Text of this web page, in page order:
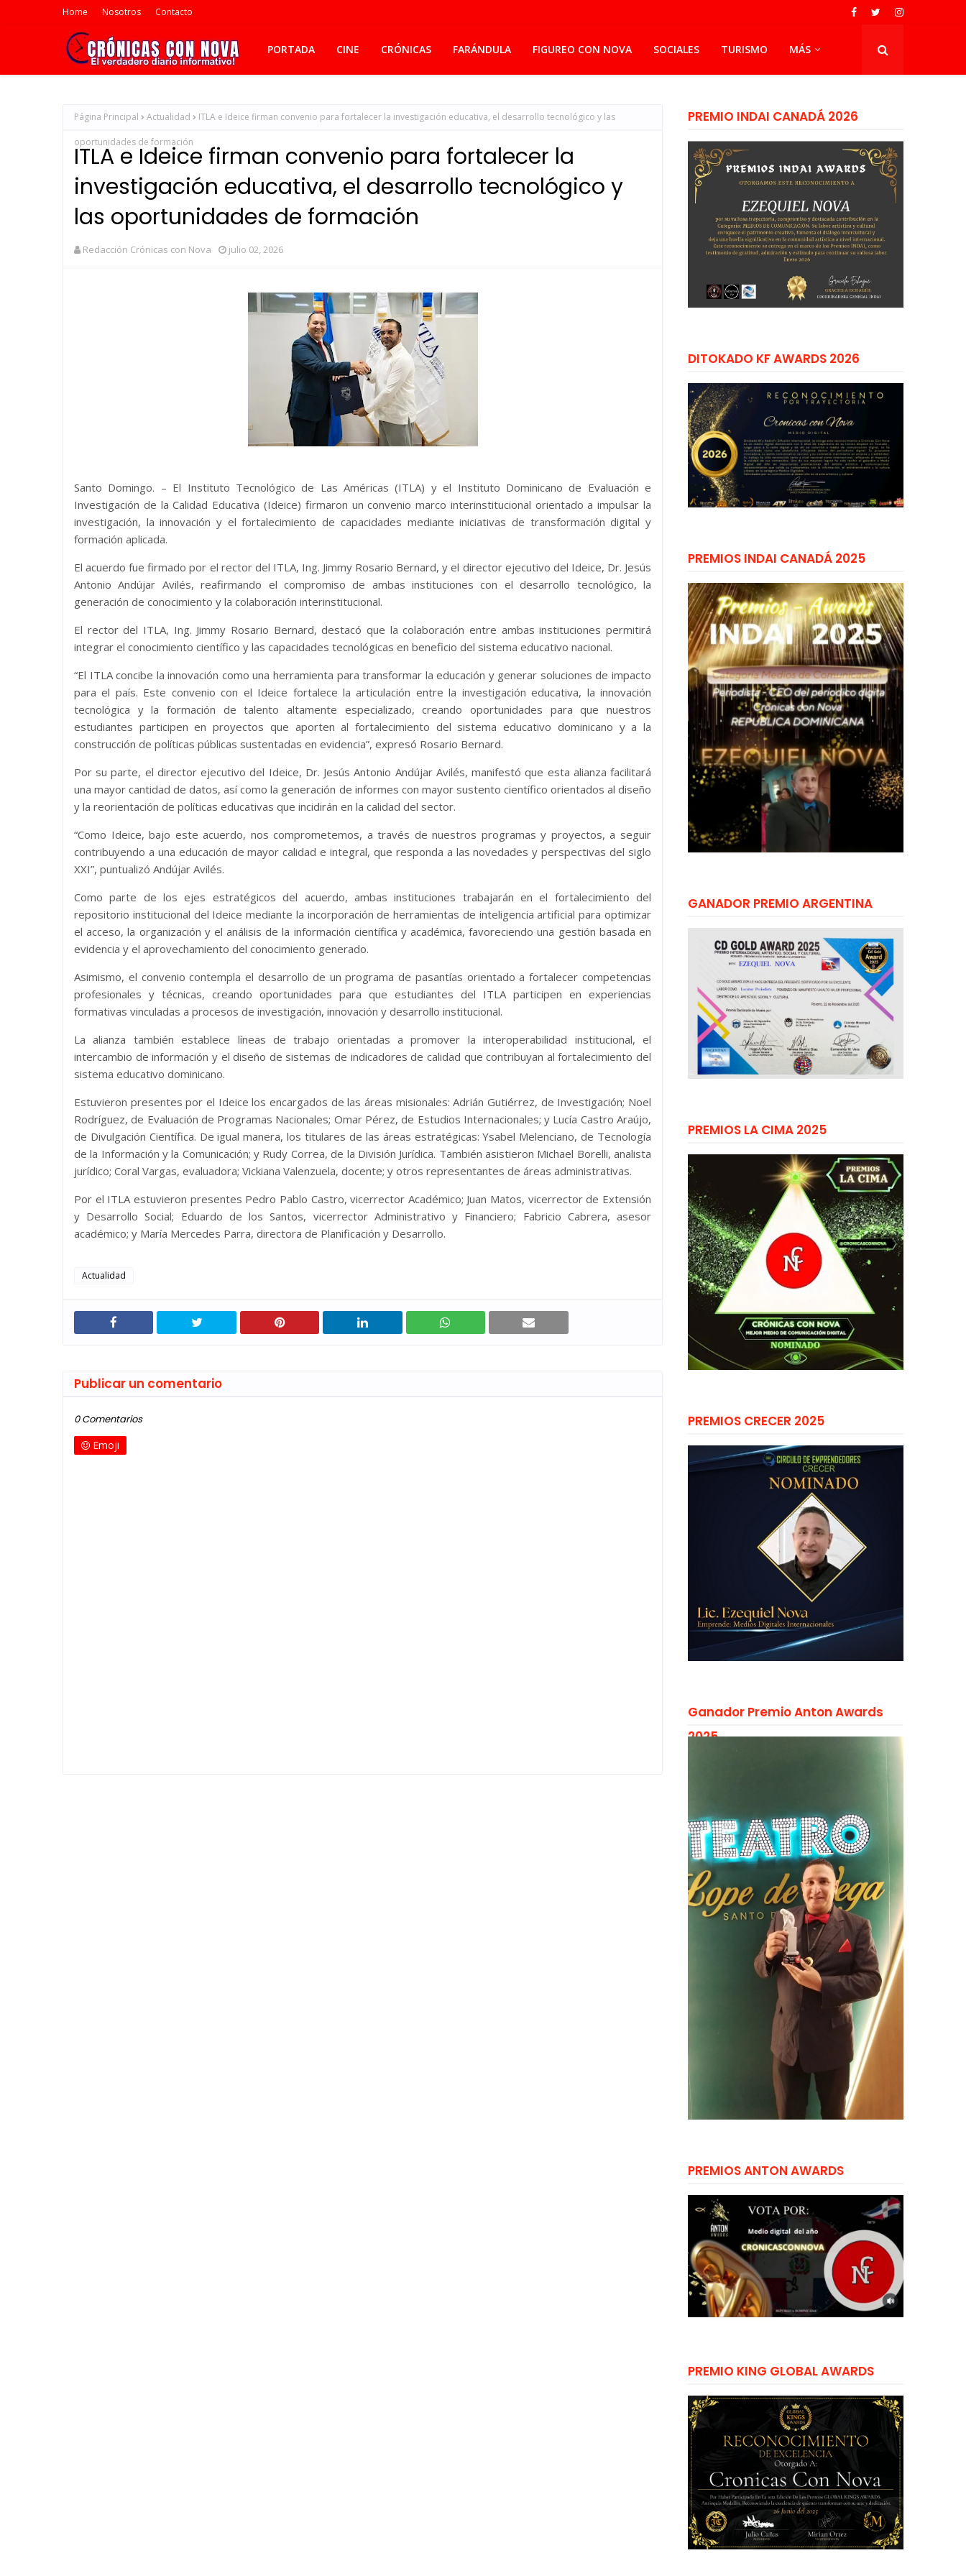
Home Nosotros Contacto
PORTADA CINE CRÓNICAS FARÁNDULA FIGUREO CON NOVA SOCIALES TURISMO MÁS
Página Principal Actualidad ITLA e Ideice firman convenio para fortalecer la investigación educativa, el desarrollo tecnológico y las
oportunidades de formación
ITLA e Ideice firman convenio para fortalecer la
investigación educativa, el desarrollo tecnológico y
las oportunidades de formación
Redacción Crónicas con Nova julio 02, 2026
Santo Domingo. – El Instituto Tecnológico de Las Américas (ITLA) y el Instituto Dominicano de Evaluación e
Investigación de la Calidad Educativa (Ideice) firmaron un convenio marco interinstitucional orientado a impulsar la
investigación, la innovación y el fortalecimiento de capacidades mediante iniciativas de transformación digital y
formación aplicada.
El acuerdo fue firmado por el rector del ITLA, Ing. Jimmy Rosario Bernard, y el director ejecutivo del Ideice, Dr. Jesús
Antonio Andújar Avilés, reafirmando el compromiso de ambas instituciones con el desarrollo tecnológico, la
generación de conocimiento y la colaboración interinstitucional.
El rector del ITLA, Ing. Jimmy Rosario Bernard, destacó que la colaboración entre ambas instituciones permitirá
integrar el conocimiento científico y las capacidades tecnológicas en beneficio del sistema educativo nacional.
“El ITLA concibe la innovación como una herramienta para transformar la educación y generar soluciones de impacto
para el país. Este convenio con el Ideice fortalece la articulación entre la investigación educativa, la innovación
tecnológica y la formación de talento altamente especializado, creando oportunidades para que nuestros
estudiantes participen en proyectos que aporten al fortalecimiento del sistema educativo dominicano y a la
construcción de políticas públicas sustentadas en evidencia”, expresó Rosario Bernard.
Por su parte, el director ejecutivo del Ideice, Dr. Jesús Antonio Andújar Avilés, manifestó que esta alianza facilitará
una mayor cantidad de datos, así como la generación de informes con mayor sustento científico orientados al diseño
y la reorientación de políticas educativas que incidirán en la calidad del sector.
“Como Ideice, bajo este acuerdo, nos comprometemos, a través de nuestros programas y proyectos, a seguir
contribuyendo a una educación de mayor calidad e integral, que responda a las novedades y perspectivas del siglo
XXI”, puntualizó Andújar Avilés.
Como parte de los ejes estratégicos del acuerdo, ambas instituciones trabajarán en el fortalecimiento del
repositorio institucional del Ideice mediante la incorporación de herramientas de inteligencia artificial para optimizar
el acceso, la organización y el análisis de la información científica y académica, favoreciendo una gestión basada en
evidencia y el aprovechamiento del conocimiento generado.
Asimismo, el convenio contempla el desarrollo de un programa de pasantías orientado a fortalecer competencias
profesionales y técnicas, creando oportunidades para que estudiantes del ITLA participen en experiencias
formativas vinculadas a procesos de investigación, innovación y desarrollo institucional.
La alianza también establece líneas de trabajo orientadas a promover la interoperabilidad institucional, el
intercambio de información y el diseño de sistemas de indicadores de calidad que contribuyan al fortalecimiento del
sistema educativo dominicano.
Estuvieron presentes por el Ideice los encargados de las áreas misionales: Adrián Gutiérrez, de Investigación; Noel
Rodríguez, de Evaluación de Programas Nacionales; Omar Pérez, de Estudios Internacionales; y Lucía Castro Araújo,
de Divulgación Científica. De igual manera, los titulares de las áreas estratégicas: Ysabel Melenciano, de Tecnología
de la Información y la Comunicación; y Rudy Correa, de la División Jurídica. También asistieron Michael Borelli, analista
jurídico; Coral Vargas, evaluadora; Vickiana Valenzuela, docente; y otros representantes de áreas administrativas.
Por el ITLA estuvieron presentes Pedro Pablo Castro, vicerrector Académico; Juan Matos, vicerrector de Extensión
y Desarrollo Social; Eduardo de los Santos, vicerrector Administrativo y Financiero; Fabricio Cabrera, asesor
académico; y María Mercedes Parra, directora de Planificación y Desarrollo.
Actualidad
Publicar un comentario
0 Comentarios
Emoji
PREMIO INDAI CANADÁ 2026
DITOKADO KF AWARDS 2026
PREMIOS INDAI CANADÁ 2025
GANADOR PREMIO ARGENTINA
PREMIOS LA CIMA 2025
PREMIOS CRECER 2025
Ganador Premio Anton Awards
2025
PREMIOS ANTON AWARDS
PREMIO KING GLOBAL AWARDS